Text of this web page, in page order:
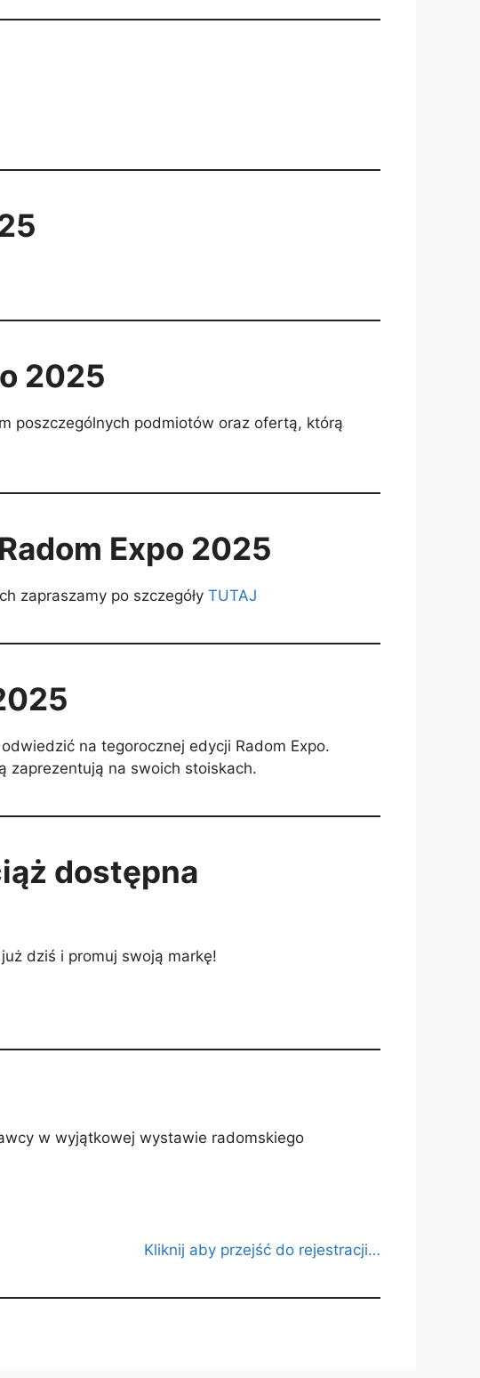
2025
poszczególnych podmiotów oraz ofertą, którą
Expo 2025
zapraszamy po szczegóły TUTAJ
na tegorocznej edycji Radom Expo.
zaprezentują na swoich stoiskach.
dostępna
dziś i promuj swoją markę!
w wyjątkowej wystawie radomskiego
Kliknij aby przejść do rejestracji…